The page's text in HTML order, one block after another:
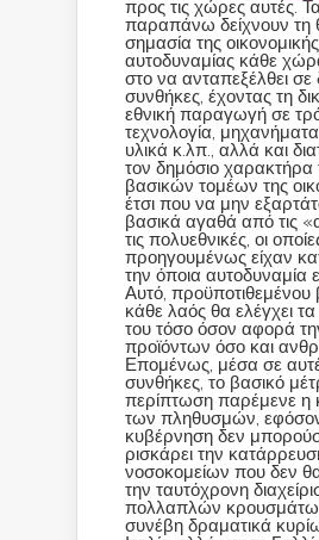
προς τις χώρες αυτές. Τα
παραπάνω δείχνουν τη
σημασία της οικονομικής
αυτοδυναμίας κάθε
στο να ανταπεξέλθει σε
συνθήκες, έχοντας τη
εθνική παραγωγή σε
τεχνολογία,
υλικά κ.λπ., αλλά και
τον δημόσιο χαρακτήρα
βασικών τομέων της
έτσι που να μην
βασικά αγαθά από τις
τις πολυεθνικές, οι
προηγουμένως είχαν
την όποια αυτοδυναμία
Αυτό, προϋποτιθεμένου
κάθε λαός θα ελέγχει
του τόσο όσον αφορά
προϊόντων όσο και
Επομένως, μέσα σε
συνθήκες, το βασικό
περίπτωση παρέμενε η
των πληθυσμών,
κυβέρνηση δεν
ρισκάρει την
νοσοκομείων που δεν
την ταυτόχρονη
πολλαπλών
συνέβη δραματικά